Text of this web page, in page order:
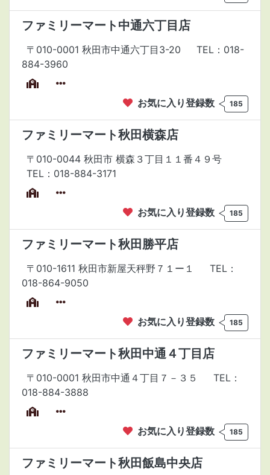
ファミリーマート中通六丁目店
〒010-0001 秋田市中通六丁目3-20
TEL：018-
884-3960
お気に入り登録数 185
ファミリーマート秋田横森店
〒010-0044 秋田市 横森３丁目１１番４９号
TEL：018-884-3171
お気に入り登録数 185
ファミリーマート秋田勝平店
〒010-1611 秋田市新屋天秤野７１ー１
TEL：
018-864-9050
お気に入り登録数 185
ファミリーマート秋田中通４丁目店
〒010-0001 秋田市中通４丁目７－３５
TEL：
018-884-3888
お気に入り登録数 185
ファミリーマート秋田飯島中央店